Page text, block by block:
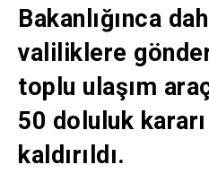
Bakanlığınca
valiliklere
toplu ulaşım
50 doluluk
kaldırıldı.